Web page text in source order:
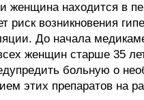
находится в
риск возникновения
До начала
женщин старше 35
больную о
этих препаратов на